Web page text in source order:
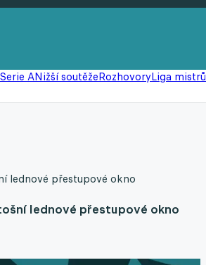
Serie ANižší soutěžeRozhovoryLiga mistrů
lednové přestupové okno
lednové přestupové okno